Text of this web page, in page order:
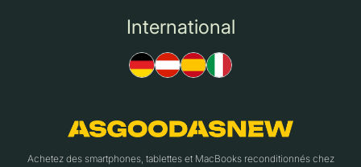
International
Achetez des smartphones, tablettes et MacBooks reconditionnés chez